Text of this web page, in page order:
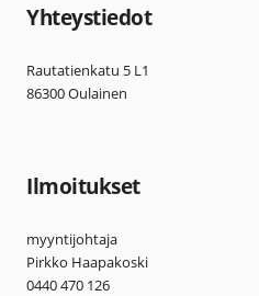
Yhteystiedot
Rautatienkatu 5 L1
86300 Oulainen
Ilmoitukset
myyntijohtaja
Pirkko Haapakoski
0440 470 126